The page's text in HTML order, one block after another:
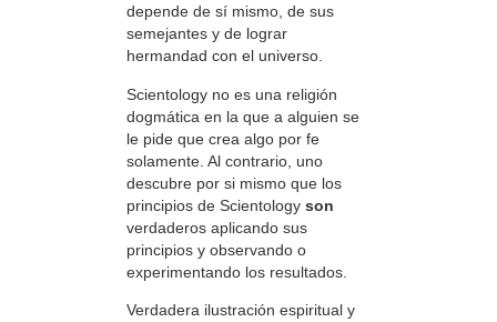
depende de sí mismo, de sus
semejantes y de lograr
hermandad con el universo.
Scientology no es una religión
dogmática en la que a alguien se
le pide que crea algo por fe
solamente. Al contrario, uno
descubre por si mismo que los
principios de Scientology son
verdaderos aplicando sus
principios y observando o
experimentando los resultados.
Verdadera ilustración espiritual y